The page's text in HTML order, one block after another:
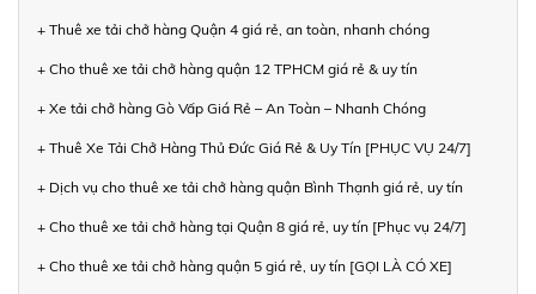
+ Thuê xe tải chở hàng Quận 4 giá rẻ, an toàn, nhanh chóng
+ Cho thuê xe tải chở hàng quận 12 TPHCM giá rẻ & uy tín
+ Xe tải chở hàng Gò Vấp Giá Rẻ – An Toàn – Nhanh Chóng
+ Thuê Xe Tải Chở Hàng Thủ Đức Giá Rẻ & Uy Tín [PHỤC VỤ 24/7]
+ Dịch vụ cho thuê xe tải chở hàng quận Bình Thạnh giá rẻ, uy tín
+ Cho thuê xe tải chở hàng tại Quận 8 giá rẻ, uy tín [Phục vụ 24/7]
+ Cho thuê xe tải chở hàng quận 5 giá rẻ, uy tín [GỌI LÀ CÓ XE]